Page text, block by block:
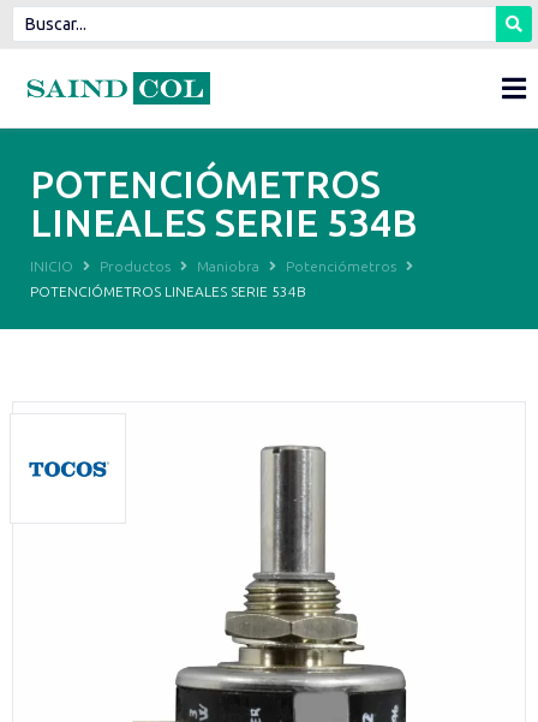
POTENCIÓMETROS
LINEALES SERIE 534B
INICIO Productos Maniobra
Potenciómetros
POTENCIÓMETROS LINEALES SERIE 534B